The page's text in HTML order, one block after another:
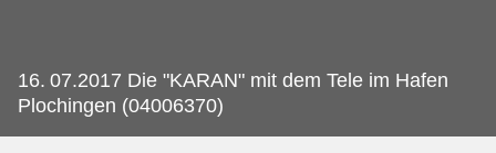
16. 07.2017 Die "KARAN" mit dem Tele im Hafen
Plochingen (04006370)